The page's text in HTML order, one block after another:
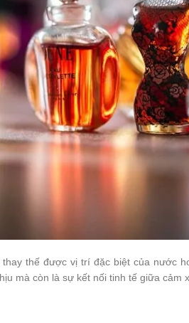
thế được vị trí đặc biệt của nước
mà còn là sự kết nối tinh tế giữa cảm